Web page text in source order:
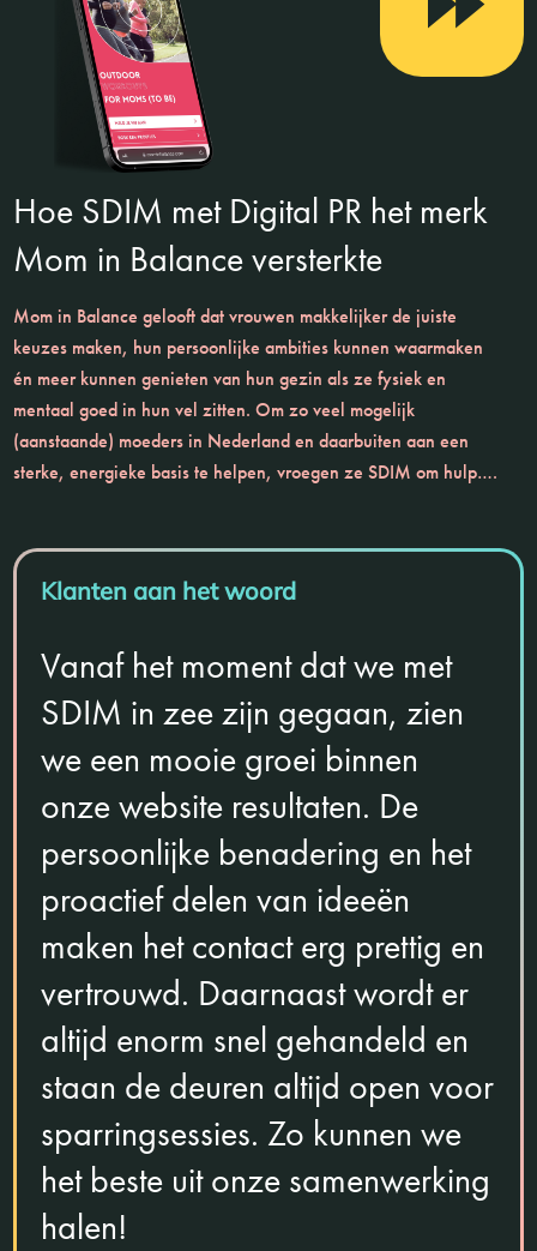
Hoe SDIM met Digital PR het merk
Mom in Balance versterkte
Mom in Balance gelooft dat vrouwen makkelijker de juiste
keuzes maken, hun persoonlijke ambities kunnen waarmaken
én meer kunnen genieten van hun gezin als ze fysiek en
mentaal goed in hun vel zitten. Om zo veel mogelijk
(aanstaande) moeders in Nederland en daarbuiten aan een
sterke, energieke basis te helpen, vroegen ze SDIM om hulp….
Klanten aan het woord
Vanaf het moment dat we met
SDIM in zee zijn gegaan, zien
we een mooie groei binnen
onze website resultaten. De
persoonlijke benadering en het
proactief delen van ideeën
maken het contact erg prettig en
vertrouwd. Daarnaast wordt er
altijd enorm snel gehandeld en
staan de deuren altijd open voor
sparringsessies. Zo kunnen we
het beste uit onze samenwerking
halen!